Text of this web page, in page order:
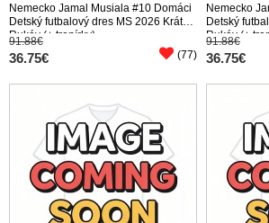
Nemecko Jamal Musiala #10 Domáci
Detský futbalový dres MS 2026 Krátky
Rukáv (+ trenírky)
91.88€
36.75€ (77)
Nemecko
Detský
Rukáv (+
91.88€
36.75€